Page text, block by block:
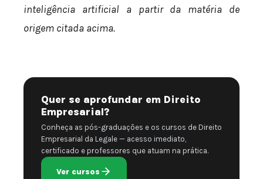
inteligência artificial a partir da matéria de
origem citada acima.
Quer se aprofundar em Direito
Empresarial?
Conheça as pós-graduações e os cursos de Direito
Empresarial da Legale — acesso imediato,
certificado e professores que atuam na prática.
Ver cursos